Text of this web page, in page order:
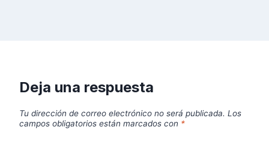
Deja una respuesta
Tu dirección de correo electrónico no será publicada. Los
campos obligatorios están marcados con *